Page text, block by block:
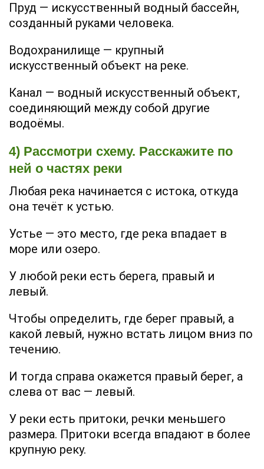
Пруд — искусственный водный бассейн,
созданный руками человека.
Водохранилище — крупный
искусственный объект на реке.
Канал — водный искусственный объект,
соединяющий между собой другие
водоёмы.
4) Рассмотри схему. Расскажите по
ней о частях реки
Любая река начинается с истока, откуда
она течёт к устью.
Устье — это место, где река впадает в
море или озеро.
У любой реки есть берега, правый и
левый.
Чтобы определить, где берег правый, а
какой левый, нужно встать лицом вниз по
течению.
И тогда справа окажется правый берег, а
слева от вас — левый.
У реки есть притоки, речки меньшего
размера. Притоки всегда впадают в более
крупную реку.